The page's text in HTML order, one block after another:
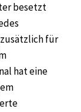
besetzt
für
hat eine